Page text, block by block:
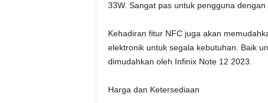
33W. Sangat pas untuk pengguna dengan
Kehadiran fitur NFC juga akan
elektronik untuk segala kebutuhan. Baik
dimudahkan oleh Infinix Note 12 2023.
Harga dan Ketersediaan